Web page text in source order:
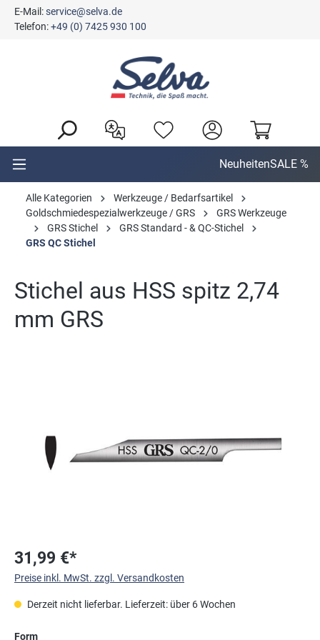
springen
E-Mail:service@selva.de
Telefon:+49 (0) 7425 930 100
NeuheitenSALE %
Alle Kategorien
Werkzeuge / Bedarfsartikel
Goldschmiedespezialwerkzeuge / GRS
GRS Werkzeuge
GRS Stichel
GRS Standard - & QC-Stichel
GRS QC Stichel
Stichel aus HSS spitz 2,74
mm GRS
31,99 €*
Preise inkl. MwSt. zzgl. Versandkosten
Derzeit nicht lieferbar. Lieferzeit: über 6 Wochen
Formauswählen